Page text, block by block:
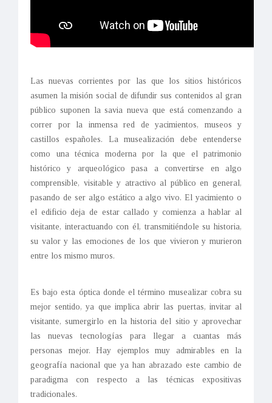
Las nuevas corrientes por las que los sitios históricos
asumen la misión social de difundir sus contenidos al gran
público suponen la savia nueva que está comenzando a
correr por la inmensa red de yacimientos, museos y
castillos españoles. La musealización debe entenderse
como una técnica moderna por la que el patrimonio
histórico y arqueológico pasa a convertirse en algo
comprensible, visitable y atractivo al público en general,
pasando de ser algo estático a algo vivo. El yacimiento o
el edificio deja de estar callado y comienza a hablar al
visitante, interactuando con él, transmitiéndole su historia,
su valor y las emociones de los que vivieron y murieron
entre los mismo muros.
Es bajo esta óptica donde el término musealizar cobra su
mejor sentido, ya que implica abrir las puertas, invitar al
visitante, sumergirlo en la historia del sitio y aprovechar
las nuevas tecnologías para llegar a cuantas más
personas mejor. Hay ejemplos muy admirables en la
geografía nacional que ya han abrazado este cambio de
paradigma con respecto a las técnicas expositivas
tradicionales.